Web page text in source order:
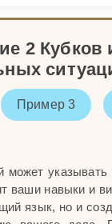
2 Кубков
Пример 3
указывать
ваши навыки и
язык, но и